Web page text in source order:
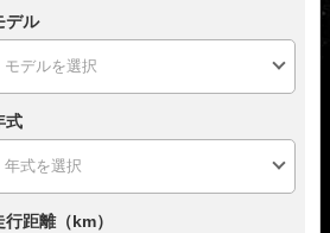
デル
式
行距離（km）